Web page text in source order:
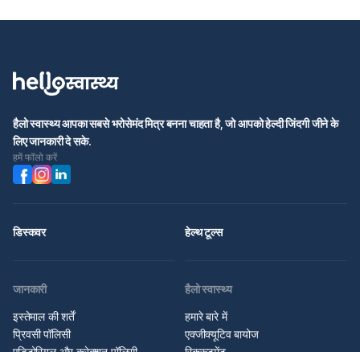
हैलो स्वास्थ्य आपका सबसे भरोसेमंद मित्र बनना चाहता है, जो आपको हेल्दी जिंदगी जीने के
लिए जानकारी दे सके.
हमें फॉलो करें
डिस्कवर हेल्थ टूल्स
जानकारी
इस्तेमाल की शर्तें
प्रिवसी पॉलिसी
हैलो स्वास्थ्य
हमारे बारे में
एक्जीक्यूटिव बायोज